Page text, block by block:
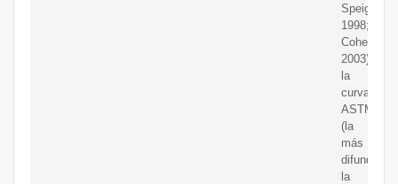
Speight,
1998;
Cohen,
2003):
la
curva
ASTM
(la
más
difundida),
la